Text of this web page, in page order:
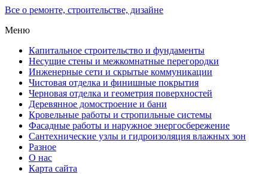
Все о ремонте, строительстве, дизайне
Меню
Капитальное строительство и фундаменты
Несущие стены и межкомнатные перегородки
Инженерные сети и скрытые коммуникации
Чистовая отделка и финишные покрытия
Черновая отделка и геометрия поверхностей
Деревянное домостроение и бани
Кровельные работы и стропильные системы
Фасадные работы и наружное энергосбережение
Сантехнические узлы и гидроизоляция влажных зон
Разное
О нас
Карта сайта